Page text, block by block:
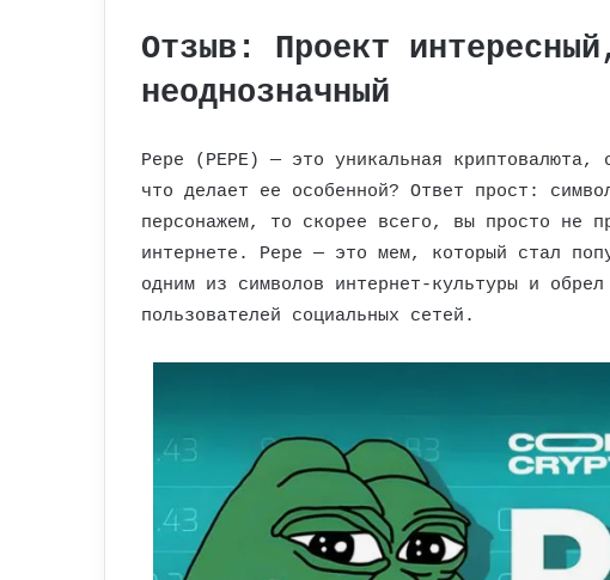
Отзыв: Проект
неоднозначный
Pepe (PEPE) — это уникальная криптовалюта,
что делает ее особенной? Ответ прост:
персонажем, то скорее всего, вы просто не
интернете. Pepe — это мем, который стал
одним из символов интернет-культуры и
пользователей социальных сетей.